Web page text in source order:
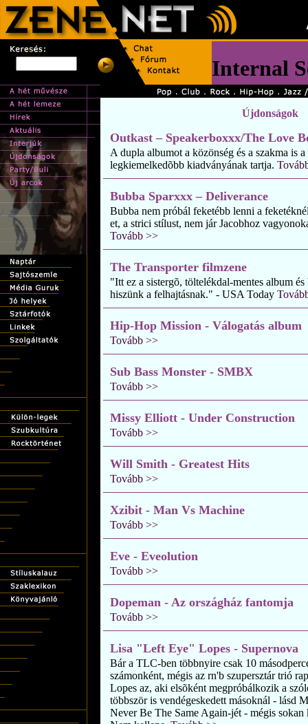
Újdonságok
Outkast – Speakerboxxx/The Love
A dupla albumot a közönség és a szakma is
legkiemelkedõbb kiadványának tartja.
Bubba Sparxxx – Deliverance
Bubba nem próbál feketébb lenni a
et, a strici stílust, nem jár Jacobhoz
Tovább >>
The Transporter filmzene
"Itt ez a sistergõ, töltelékdal-mentes album
hiszünk a felhajtásnak." - USA Today
Hip-Hop Mission - Válogatás album
Tovább >>
Sub Bass Monster - SMBX
Tovább >>
Missy Elliott - Under Construction
Tovább >>
Will Smith - Greatest Hits
Tovább >>
Xzibit - Man Vs Machine
Tovább >>
Eve - Eveolution
Tovább >>
Dopeman - Az országház fantomja
Tovább >>
Lisa "Left Eye" Lopes - Supernova
Bár a TLC-ben többnyire csak 10
számonként, mégis az rn'b szupersztár trió
Lopes az, aki elsõként megpróbálkozik a
többször is vendégeskedett másoknál - lásd
Never Be The Same Again-jét - mégis sokan